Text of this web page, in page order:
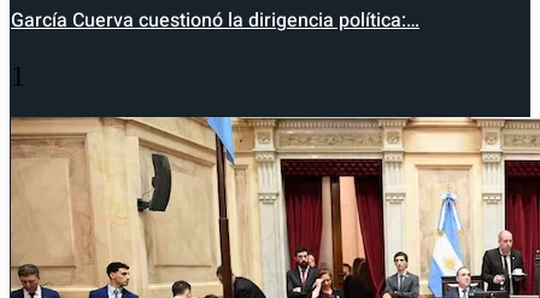
García Cuerva cuestionó la dirigencia política:…
1